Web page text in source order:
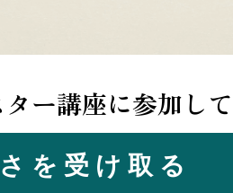
ー講座に参加し
を受け 取る